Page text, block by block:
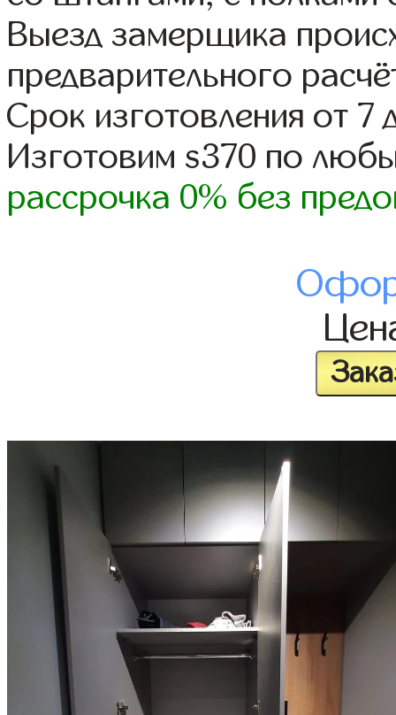
Выезд замерщика
предварительного
Срок изготовления от 7
Изготовим s370 по
рассрочка 0% без